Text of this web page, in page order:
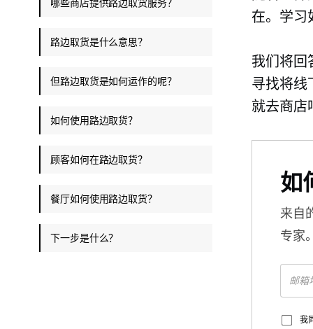
在。学习
我们将回
寻找将线
就去商店
如
来自
专家
我
哪些商店提供路边取货服务？
路边取货是什么意思？
但路边取货是如何运作的呢？
如何使用路边取货？
顾客如何在路边取货？
餐厅如何使用路边取货？
下一步是什么？